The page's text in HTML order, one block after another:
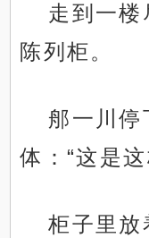
走到一楼
陈列柜。
郍一川停
体：“这是
柜子里放